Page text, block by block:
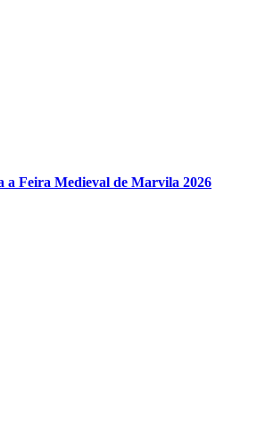
a Feira Medieval de Marvila 2026